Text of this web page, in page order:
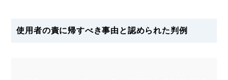
使用者の責に帰すべき事由と認められた判例